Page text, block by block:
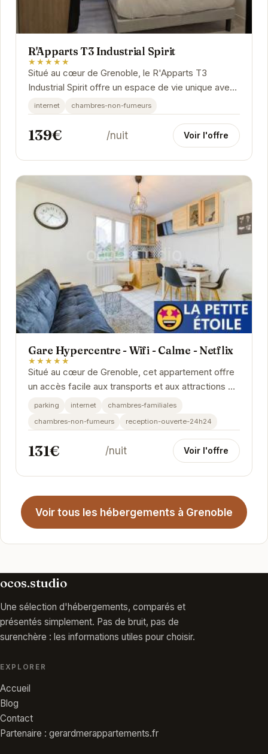
R'Apparts T3 Industrial Spirit
★★★★★
Situé au cœur de Grenoble, le R'Apparts T3
Industrial Spirit offre un espace de vie unique avec
une décoration soignée. Cet appartement
spacieux...
internet chambres-non-fumeurs
139€ /nuit Voir l'offre
Gare Hypercentre - Wifi - Calme - Netflix
★★★★★
Situé au cœur de Grenoble, cet appartement offre
un accès facile aux transports et aux attractions de
la ville. Son atmosphère calme et ses...
parking internet
chambres-familiales
chambres-non-fumeurs
reception-ouverte-24h24
131€ /nuit Voir l'offre
Voir tous les hébergements à Grenoble
ocos.studio
Une sélection d'hébergements, comparés et
présentés simplement. Pas de bruit, pas de
surenchère : les informations utiles pour choisir.
EXPLORER
Accueil
Blog
Contact
Partenaire : gerardmerappartements.fr